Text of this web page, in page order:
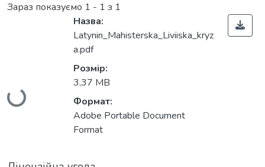
Зараз показуємо 1 - 1 з 1
Вантажиться...
Назва:
Latynin_Mahisterska_Liviiska_kryz
a.pdf
Розмір:
3,37 MB
Формат:
Adobe Portable Document
Format